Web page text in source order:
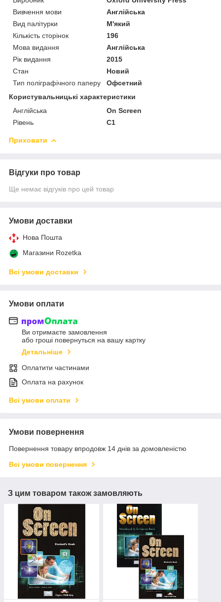
Вивчення мови
Англійська
Вид палітурки
М'який
Кількість сторінок
196
Мова видання
Англійська
Рік видання
2015
Стан
Новий
Тип поліграфічного паперу
Офсетний
Користувальницькі характеристики
Англійська
On Screen
Рівень
C1
Приховати
Відгуки про товар
Ще немає відгуків про цей товар
Умови доставки
Нова Пошта
Магазини Rozetka
Всі умови доставки
Умови оплати
Ви отримаєте замовлення
або гроші повернуться на вашу картку
Детальніше
Оплатити частинами
Оплата на рахунок
Всі умови оплати
Умови повернення
Повернення товару впродовж 14 днів за домовленістю
Всі умови повернення
З цим товаром також замовляють